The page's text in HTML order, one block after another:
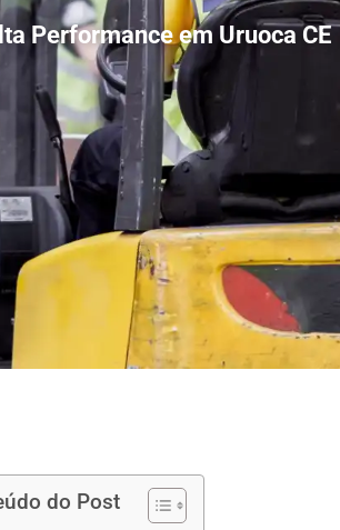
Performance em Uruoca CE
do Post